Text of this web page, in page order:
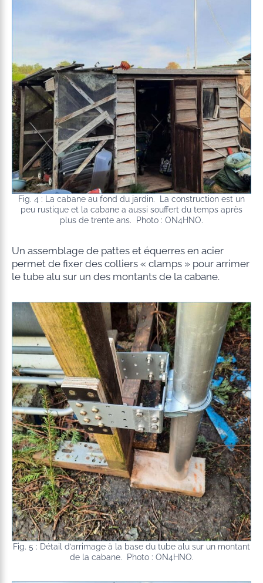
Fig. 4 : La cabane au fond du jardin. La construction est un
peu rustique et la cabane a aussi souffert du temps après
plus de trente ans. Photo : ON4HNO.
Un assemblage de pattes et équerres en acier
permet de fixer des colliers « clamps » pour arrimer
le tube alu sur un des montants de la cabane.
Fig. 5 : Détail d’arrimage à la base du tube alu sur un montant
de la cabane. Photo : ON4HNO.